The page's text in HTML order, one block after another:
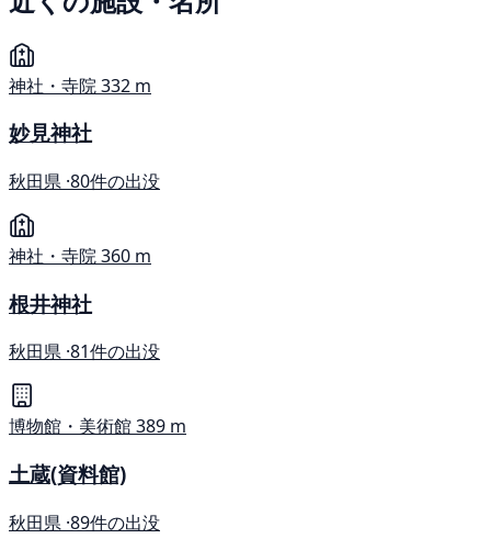
神社・寺院332 m
妙見神社
秋田県 ·80件の出没
神社・寺院360 m
根井神社
秋田県 ·81件の出没
博物館・美術館389 m
土蔵(資料館)
秋田県 ·89件の出没